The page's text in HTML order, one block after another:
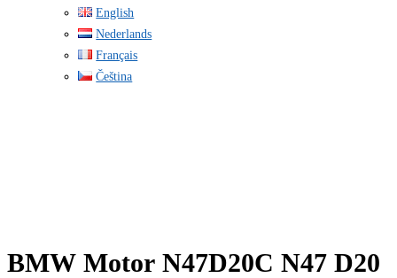
English
Nederlands
Français
Čeština
BMW Motor N47D20C N47 D20